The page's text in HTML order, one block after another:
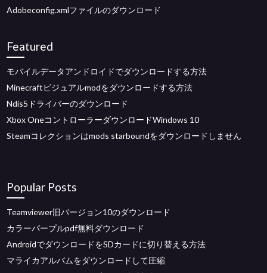
Adobeconfig.xmlファイルのダウンロード
Featured
モバイルデータアンドロイドでダウンロードする方法
Minecraftビジュアルmodをダウンロードする方法
Ndis5ドライバーのダウンロード
Xbox OneコントローラーダウンロードWindows 10
Steamコレクションはmods starboundをダウンロードしません
Popular Posts
Teamviewer旧バージョン10のダウンロード
カラーパープルpdf無料ダウンロード
AndroidでダウンロードをSDカードに切り替える方法
マライカアルバムをダウンロードして圧縮